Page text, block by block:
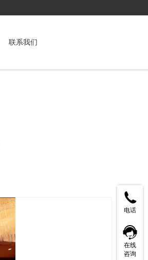
联系我们
电话
在线
咨询